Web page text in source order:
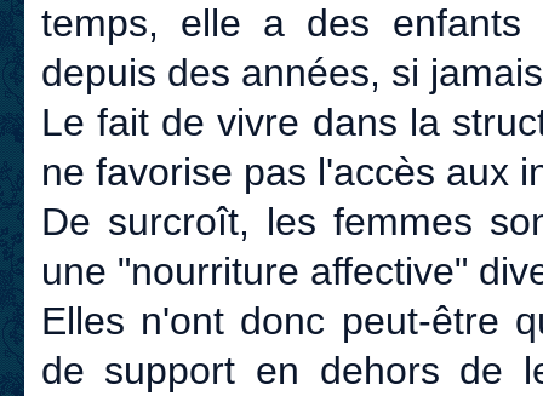
temps, elle a des
depuis des années, si
Le fait de vivre dans la
ne favorise pas l'accès aux
De surcroît, les femmes
une "nourriture affective"
Elles n'ont donc peut-être
de support en dehors de